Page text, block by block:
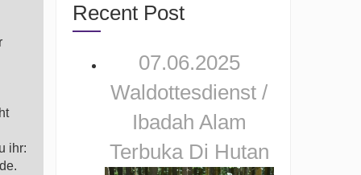
ihr:
Recent Post
07.06.2025
Waldottesdienst /
Ibadah Alam
Terbuka Di Hutan